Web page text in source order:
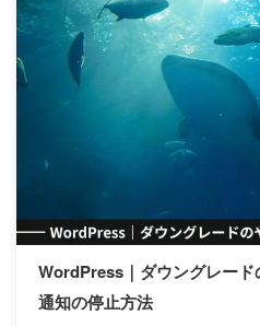
WordPress｜ダウングレー
通知の停止方法